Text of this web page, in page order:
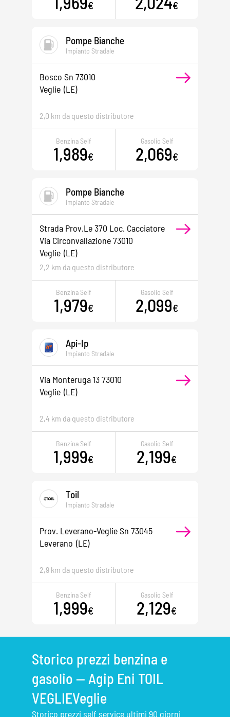
€ €
Pompe Bianche
Impianto Stradale
Bosco Sn 73010
Veglie (LE)
2,0 km da questo distributore
Benzina Self
1,989€
Gasolio Self
2,069€
Pompe Bianche
Impianto Stradale
Strada Prov.le 370 Loc. Cacciatore
Via Circonvallazione 73010
Veglie (LE)
2,2 km da questo distributore
Benzina Self
1,979€
Gasolio Self
2,099€
Api-Ip
Impianto Stradale
Via Monteruga 13 73010
Veglie (LE)
2,4 km da questo distributore
Benzina Self
1,999€
Gasolio Self
2,199€
Toil
Impianto Stradale
Prov. Leverano-Veglie Sn 73045
Leverano (LE)
2,9 km da questo distributore
Benzina Self
1,999€
Gasolio Self
2,129€
Storico prezzi benzina e
gasolio — Agip Eni TOIL
VEGLIEVeglie
Storico prezzi self service ultimi 90 giorni